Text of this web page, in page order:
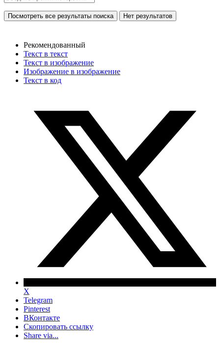
Посмотреть все результаты поиска Нет результатов
Рекомендованный
Текст в текст
Текст в изображение
Изображение в изображение
Текст в код
X
Telegram
Pinterest
ВКонтакте
Скопировать ссылку
Share via...